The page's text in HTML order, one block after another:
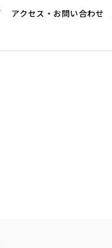
アクセス・お問い合わせ